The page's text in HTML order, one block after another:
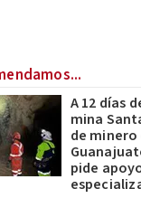
A 12 días
mina
de minero
pide